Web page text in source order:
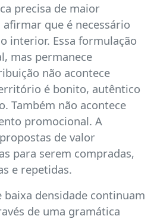
precisa de maior
que é necessário
interior. Essa formulação
mas permanece
não acontece
é bonito, autêntico
Também não acontece
promocional. A
de valor
para serem compradas,
e repetidas.
densidade continuam
de uma gramática